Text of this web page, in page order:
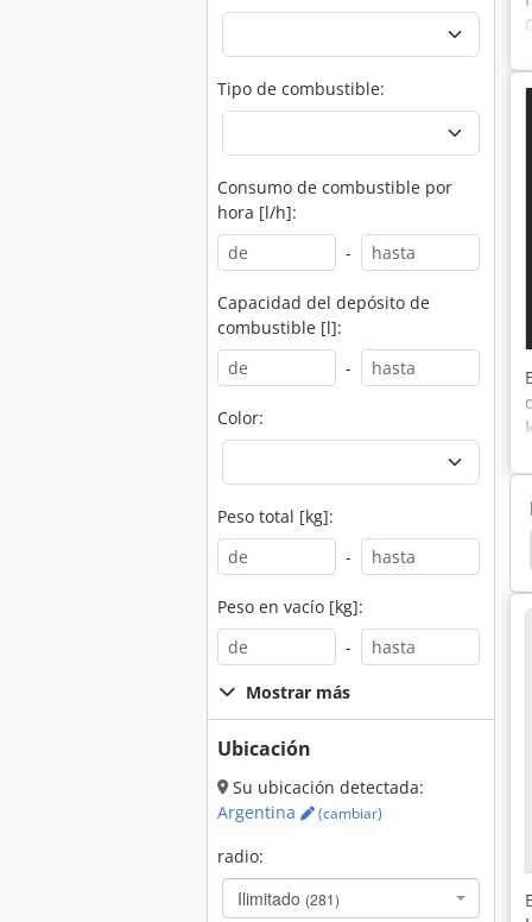
Tipo de combustible:
Consumo de combustible por
hora [l/h]:
-
Capacidad del depósito de
combustible [l]:
-
Color:
Peso total [kg]:
-
Peso en vacío [kg]:
-
Mostrar más
Ubicación
Su ubicación detectada:
Argentina
(cambiar)
radio:
Ilimitado (281)
Kubota Bx 1800 Kubota 350